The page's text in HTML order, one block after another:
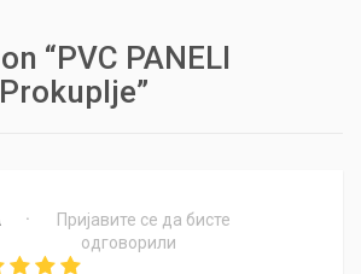
“PVC PANELI
•
Пријавите се да бисте
одговорили